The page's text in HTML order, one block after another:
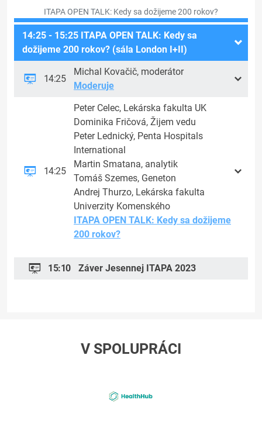
ITAPA OPEN TALK: Kedy sa dožijeme 200 rokov?
14:25 - 15:25 ITAPA OPEN TALK: Kedy sa
dožijeme 200 rokov? (sála London I+II)
14:25
Michal Kovačič, moderátor
Moderuje
14:25
Peter Celec, Lekárska fakulta UK
Dominika Fričová, Žijem vedu
Peter Lednický, Penta Hospitals
International
Martin Smatana, analytik
Tomáš Szemes, Geneton
Andrej Thurzo, Lekárska fakulta
Univerzity Komenského
ITAPA OPEN TALK: Kedy sa dožijeme
200 rokov?
15:10 Záver Jesennej ITAPA 2023
V SPOLUPRÁCI